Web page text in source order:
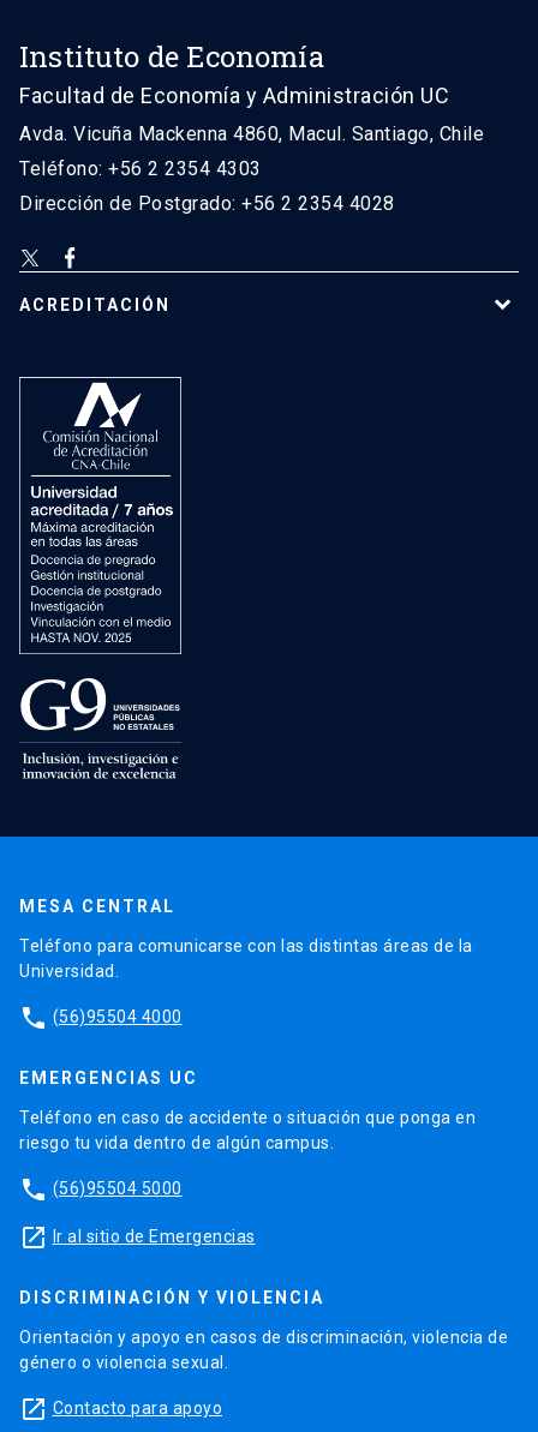
Instituto de Economía
Facultad de Economía y Administración UC
Avda. Vicuña Mackenna 4860, Macul. Santiago, Chile
Teléfono: +56 2 2354 4303
Dirección de Postgrado: +56 2 2354 4028
ACREDITACIÓN
MESA CENTRAL
Teléfono para comunicarse con las distintas áreas de la
Universidad.
phone (56)95504 4000
EMERGENCIAS UC
Teléfono en caso de accidente o situación que ponga en
riesgo tu vida dentro de algún campus.
phone (56)95504 5000
launch Ir al sitio de Emergencias
DISCRIMINACIÓN Y VIOLENCIA
Orientación y apoyo en casos de discriminación, violencia de
género o violencia sexual.
launch Contacto para apoyo